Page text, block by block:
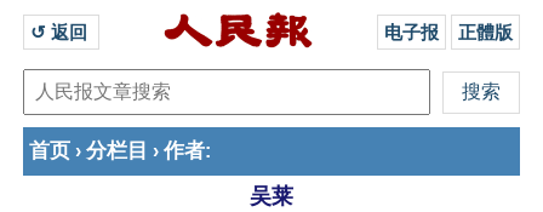
↺ 返回 电子报 正體版
首页 › 分栏目 › 作者:
吴莱